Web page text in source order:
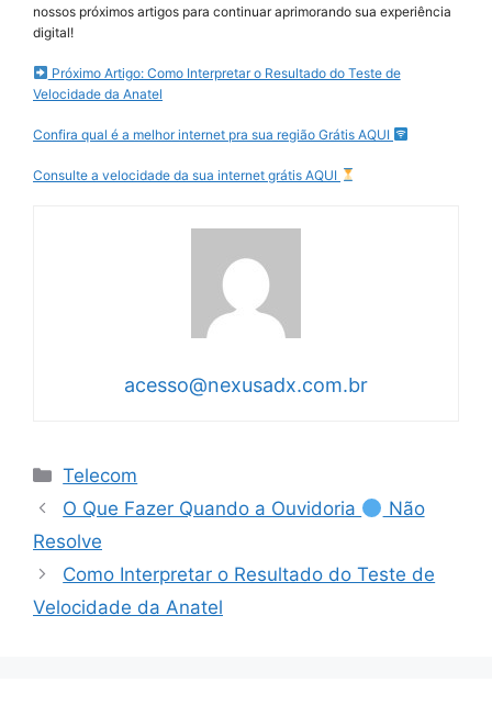
nossos próximos artigos para continuar aprimorando sua experiência
digital!
Próximo Artigo: Como Interpretar o Resultado do Teste de
Velocidade da Anatel
Confira qual é a melhor internet pra sua região Grátis AQUI
Consulte a velocidade da sua internet grátis AQUI
acesso@nexusadx.com.br
Categorias
Telecom
O Que Fazer Quando a Ouvidoria
Não
Resolve
Como Interpretar o Resultado do Teste de
Velocidade da Anatel